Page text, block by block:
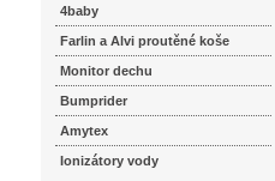
4baby
Farlin a Alvi proutěné koše
Monitor dechu
Bumprider
Amytex
Ionizátory vody